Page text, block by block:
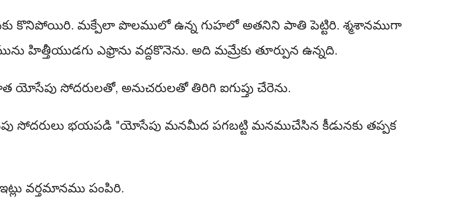
కొనిపోయిరి. మక్పేలా పొలములో ఉన్న గుహలో అతనిని పాతి పెట్టిరి. శ్మశానముగా
హిత్తీయుడగు ఎఫ్రొను వద్దకొనెను. అది మమ్రేకు తూర్పున ఉన్నది.
యోసేపు సోదరులతో, అనుచరులతో తిరిగి ఐగుప్తు చేరెను.
సోదరులు భయపడి "యోసేపు మనమీద పగబట్టి మనముచేసిన కీడునకు తప్పక
వర్తమానము పంపిరి.